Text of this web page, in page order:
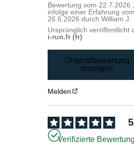
Bewertung vom 22.7.2026
infolge einer Erfahrung
26.6.2026 durchWilliam J.
Ursprünglich veröffentlicht
i-run.fr (fr)
Originalbewertung
anzeigen
Melden
5
Verifizierte